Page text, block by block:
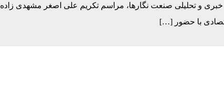
و تحلیلی صنعت نگارها، مراسم تکریم علی اصغر مشهدی زاده
با حضور […]